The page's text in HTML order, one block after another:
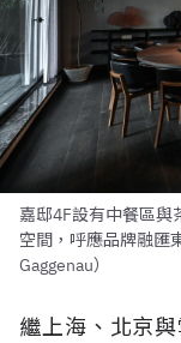
嘉邸4F設有中餐區與
空間，呼應品牌融匯
Gaggenau）
繼上海、北京